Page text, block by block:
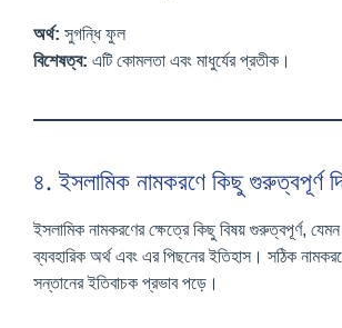
অর্থ: সুগন্ধি ফুল
বিশেষত্ব: এটি কোমলতা এবং মাধুর্যের প্রতীক।
৪. ইসলামিক নামকরণে কিছু গুরুত্বপূর্ণ
ইসলামিক নামকরণের ক্ষেত্রে কিছু বিষয় গুরুত্বপূর্ণ, যেমন
ব্যবহারিক অর্থ এবং এর পিছনের ইতিহাস। সঠিক
সন্তানের ইতিবাচক প্রভাব পড়ে।